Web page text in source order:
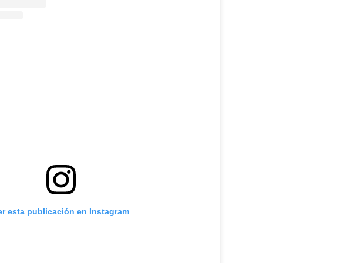
esta publicación en Instagram